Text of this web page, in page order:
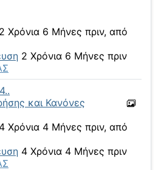
Χρόνια 6 Μήνες πριν, από
2 Χρόνια 6 Μήνες πριν
και Κανόνες
Χρόνια 4 Μήνες πριν, από
4 Χρόνια 4 Μήνες πριν